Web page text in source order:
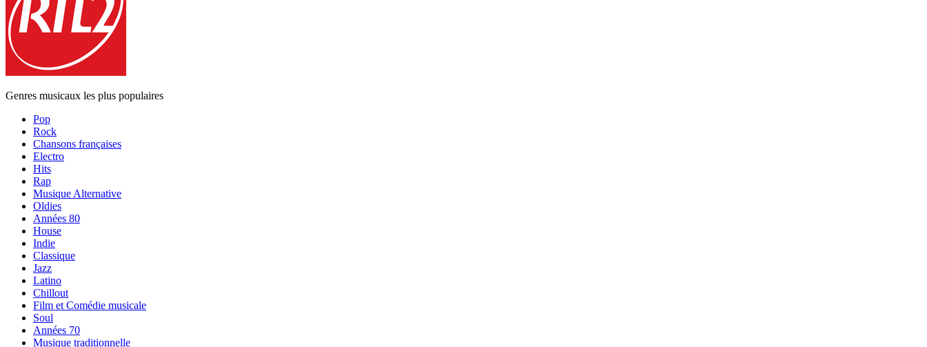
Genres musicaux les plus populaires
Pop
Rock
Chansons françaises
Electro
Hits
Rap
Musique Alternative
Oldies
Années 80
House
Indie
Classique
Jazz
Latino
Chillout
Film et Comédie musicale
Soul
Années 70
Musique traditionnelle